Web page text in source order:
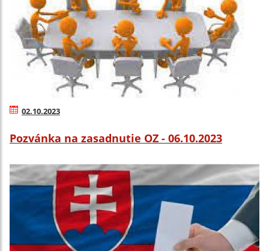
02.10.2023
Pozvánka na zasadnutie OZ - 06.10.2023